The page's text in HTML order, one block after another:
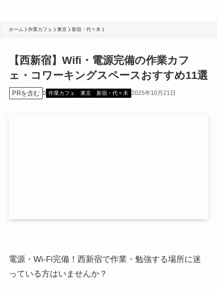
ホーム 作業カフェ 東京 新宿・代々木
【西新宿】Wifi・電源完備の作業カフ
ェ・コワーキングスペースおすすめ11選
PRを含む 作業カフェ 東京 新宿・代々木 2025年10月21日
電源・Wi-Fi完備！西新宿で作業・勉強する場所に迷
っている方はいませんか？